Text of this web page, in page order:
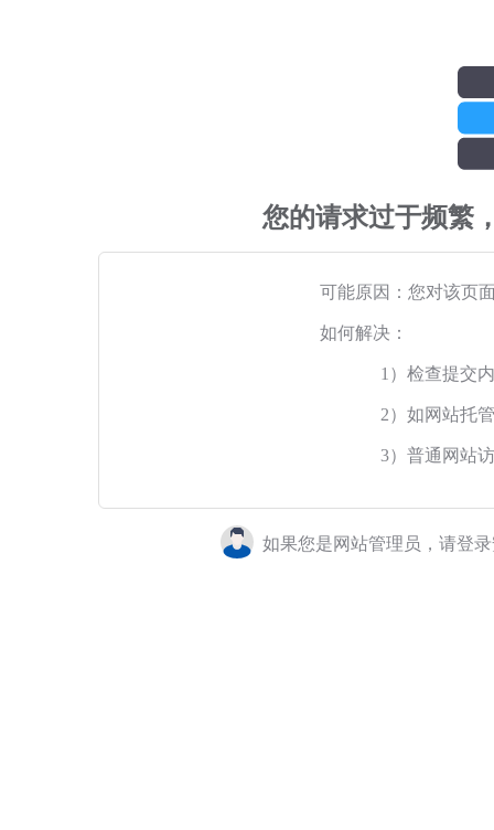
您的请求过于频繁
可能原因：您对该页
如何解决：
1）检查提交
2）如网站托
3）普通网站
如果您是网站管理员，请登